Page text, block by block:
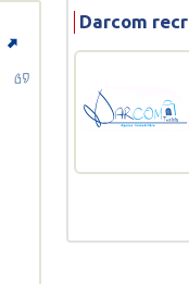
Darcom